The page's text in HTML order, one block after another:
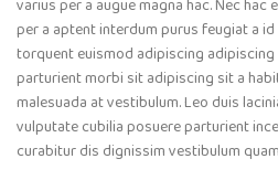
varius per a augue magna hac. Nec
per a aptent interdum purus feugiat a
torquent euismod adipiscing
parturient morbi sit adipiscing sit a
malesuada at vestibulum. Leo duis
vulputate cubilia posuere parturient
curabitur dis dignissim vestibulum